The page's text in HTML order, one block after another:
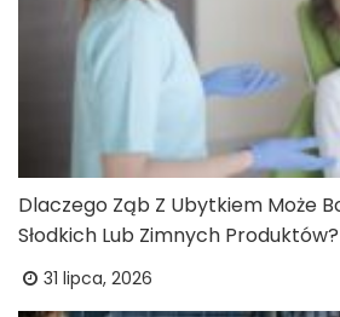
Dlaczego Ząb Z Ubytkiem Może
Słodkich Lub Zimnych Produktów?
31 lipca, 2026